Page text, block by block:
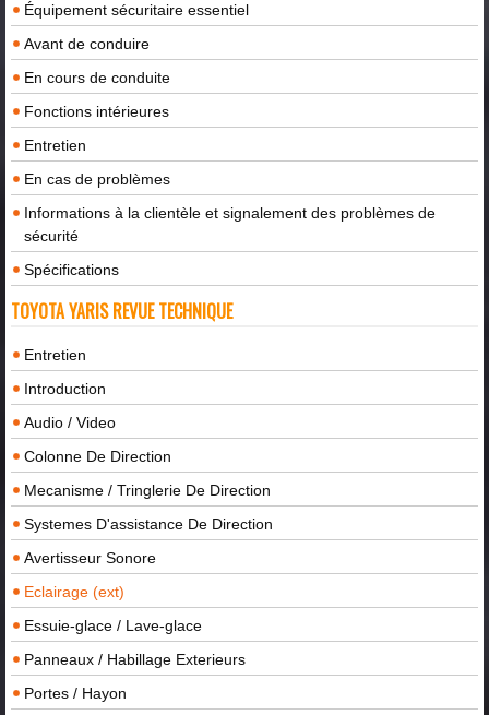
Équipement sécuritaire essentiel
Avant de conduire
En cours de conduite
Fonctions intérieures
Entretien
En cas de problèmes
Informations à la clientèle et signalement des problèmes de
sécurité
Spécifications
TOYOTA YARIS REVUE TECHNIQUE
Entretien
Introduction
Audio / Video
Colonne De Direction
Mecanisme / Tringlerie De Direction
Systemes D'assistance De Direction
Avertisseur Sonore
Eclairage (ext)
Essuie-glace / Lave-glace
Panneaux / Habillage Exterieurs
Portes / Hayon